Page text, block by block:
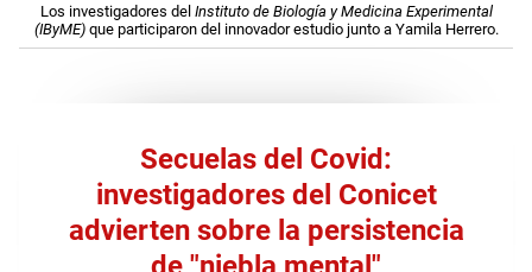
Los investigadores del Instituto de Biología y Medicina Experimental
(IByME)que participaron del innovador estudio junto a Yamila Herrero.
Secuelas del Covid:
investigadores del Conicet
advierten sobre la persistencia